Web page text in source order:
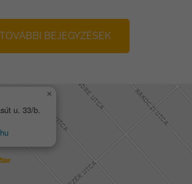
TOVÁBBI BEJEGYZÉSEK
u. 33/b.
×